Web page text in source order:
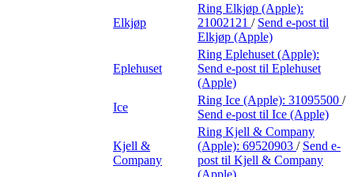
Elkjøp
Ring Elkjøp (Apple):
21002121 / Send e-post til
Elkjøp (Apple)
Eplehuset
Ring Eplehuset (Apple):
Send e-post til Eplehuset
(Apple)
Ice
Ring Ice (Apple): 31095500 /
Send e-post til Ice (Apple)
Kjell &
Company
Ring Kjell & Company
(Apple): 69520903 / Send e-
post til Kjell & Company
(Apple)